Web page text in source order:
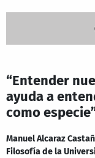
“Entender
ayuda a
como
Manuel Alcaraz
Filosofía de la